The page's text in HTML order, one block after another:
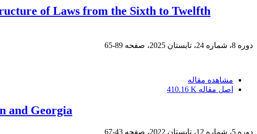
of Laws from the Sixth to Twelfth
دوره 8، شماره 24، تابستان 2025، صفحه 89-65
مشاهده مقاله
اصل مقاله 410.16 K
and Georgia
دوره 5، شماره 12، تابستان 2022، صفحه 43-67